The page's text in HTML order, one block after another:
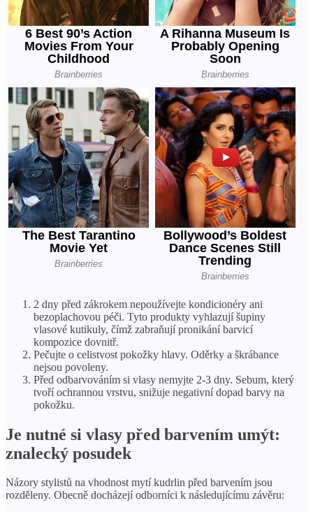
2 dny před zákrokem nepoužívejte kondicionéry ani
bezoplachovou péči. Tyto produkty vyhlazují šupiny
vlasové kutikuly, čímž zabraňují pronikání barvicí
kompozice dovnitř.
Pečujte o celistvost pokožky hlavy. Oděrky a škrábance
nejsou povoleny.
Před odbarvováním si vlasy nemyjte 2-3 dny. Sebum, který
tvoří ochrannou vrstvu, snižuje negativní dopad barvy na
pokožku.
Je nutné si vlasy před barvením umýt:
znalecký posudek
Názory stylistů na vhodnost mytí kudrlin před barvením jsou
rozděleny. Obecně docházejí odborníci k následujícímu závěru: